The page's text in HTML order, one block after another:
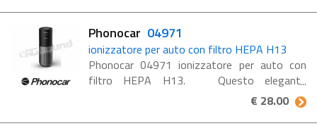
Phonocar 04971
ionizzatore per auto con filtro HEPA H13
Phonocar 04971 ionizzatore per auto con
filtro HEPA H13. Questo elegante
Ionizzatore per veicoli purifica l’aria rendendo
€ 28.00